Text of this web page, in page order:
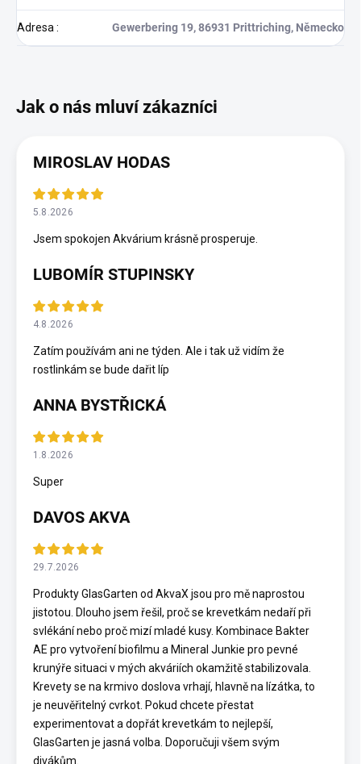
Adresa: Gewerbering 19, 86931 Prittriching, Německo
MIROSLAV HODAS
5.8.2026
Jsem spokojen Akvárium krásně prosperuje.
LUBOMÍR STUPINSKY
4.8.2026
Zatím používám ani ne týden. Ale i tak už vidím že
rostlinkám se bude dařit líp
ANNA BYSTŘICKÁ
1.8.2026
Super
DAVOS AKVA
29.7.2026
Produkty GlasGarten od AkvaX jsou pro mě naprostou
jistotou. Dlouho jsem řešil, proč se krevetkám nedaří při
svlékání nebo proč mizí mladé kusy. Kombinace Bakter
AE pro vytvoření biofilmu a Mineral Junkie pro pevné
krunýře situaci v mých akváriích okamžitě stabilizovala.
Krevety se na krmivo doslova vrhají, hlavně na lízátka, to
je neuvěřitelný cvrkot. Pokud chcete přestat
experimentovat a dopřát krevetkám to nejlepší,
GlasGarten je jasná volba. Doporučuji všem svým
divákům.